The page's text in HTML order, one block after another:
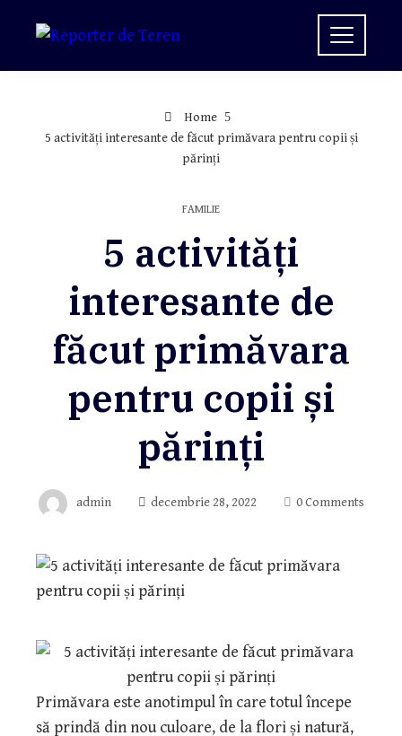
Home
5 activități interesante de făcut primăvara pentru copii și
părinți
FAMILIE
5 activități
interesante de
făcut primăvara
pentru copii și
părinți
admin decembrie 28, 2022 0 Comments
Primăvara este anotimpul în care totul începe
să prindă din nou culoare, de la flori și natură,